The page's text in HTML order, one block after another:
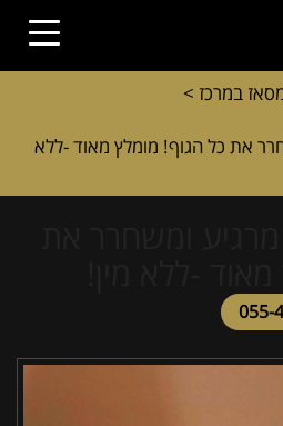
במרכז >
את כל הגוף! מומלץ מאוד -ללא
055-